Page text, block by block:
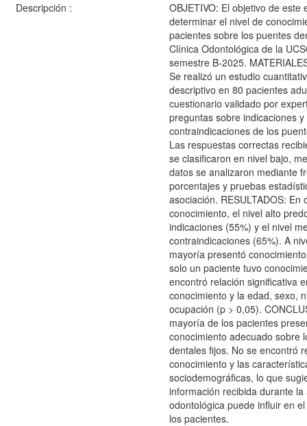
Descripción :
OBJETIVO: El objetivo de este
determinar el nivel de
pacientes sobre los puentes
Clínica Odontológica de la
semestre B-2025.
Se realizó un estudio
descriptivo en 80 pacientes
cuestionario validado por
preguntas sobre indicaciones y
contraindicaciones de los
Las respuestas correctas
se clasificaron en nivel bajo,
datos se analizaron mediante
porcentajes y pruebas
asociación. RESULTADOS: En
conocimiento, el nivel alto
indicaciones (55%) y el nivel
contraindicaciones (65%). A
mayoría presentó
solo un paciente tuvo
encontró relación significativa
conocimiento y la edad, sexo,
ocupación (p > 0,05).
mayoría de los pacientes
conocimiento adecuado sobre
dentales fijos. No se encontró
conocimiento y las
sociodemográficas, lo que
información recibida durante la
odontológica puede influir en
los pacientes.